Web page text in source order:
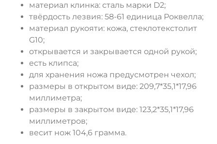
материал клинка: сталь марки D2;
твёрдость лезвия: 58-61 единица Роквелла;
материал рукояти: кожа, стеклотекстолит
G10;
открывается и закрывается одной рукой;
есть клипса;
для хранения ножа предусмотрен чехол;
размеры в открытом виде: 209,7*35,1*17,96
миллиметра;
размеры в закрытом виде: 123,2*35,1*17,96
миллиметров;
весит нож 104,6 грамма.